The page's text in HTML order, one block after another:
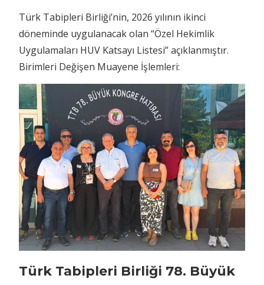
Türk Tabipleri Birliği’nin, 2026 yılının ikinci
döneminde uygulanacak olan “Özel Hekimlik
Uygulamaları HUV Katsayı Listesi” açıklanmıştır.
Birimleri Değişen Muayene İşlemleri:
Türk Tabipleri Birliği 78. Büyük